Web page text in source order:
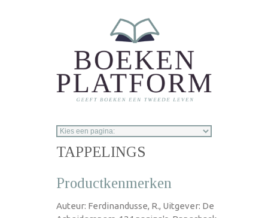
TAPPELINGS
Productkenmerken
Auteur: Ferdinandusse, R., Uitgever: De